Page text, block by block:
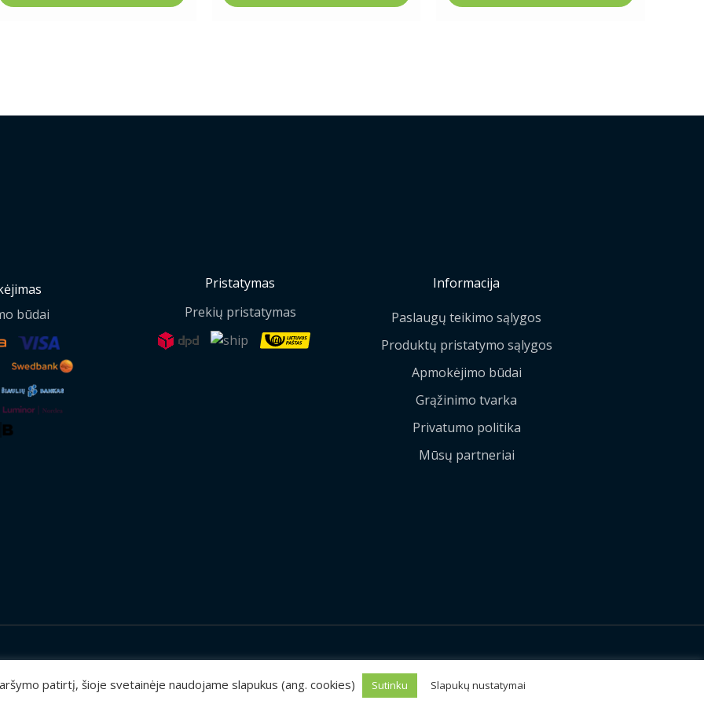
būdai
Pristatymas
Prekių pristatymas
Informacija
Paslaugų teikimo sąlygos
Produktų pristatymo sąlygos
Apmokėjimo būdai
Grąžinimo tvarka
Privatumo politika
Mūsų partneriai
patirtį, šioje svetainėje naudojame slapukus (ang. cookies) Sutinku Slapukų nustatymai